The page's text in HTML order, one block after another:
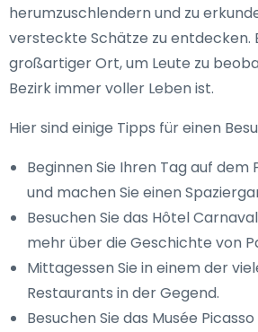
herumzuschlendern und zu
versteckte Schätze zu entdecken.
großartiger Ort, um Leute zu
Bezirk immer voller Leben ist.
Hier sind einige Tipps für einen
Beginnen Sie Ihren Tag auf dem
und machen Sie einen
Besuchen Sie das Hôtel
mehr über die Geschichte von
Mittagessen Sie in einem der
Restaurants in der Gegend.
Besuchen Sie das Musée